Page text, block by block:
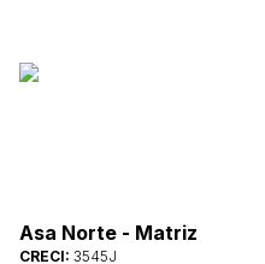
Asa Norte - Matriz
CRECI: 3545J